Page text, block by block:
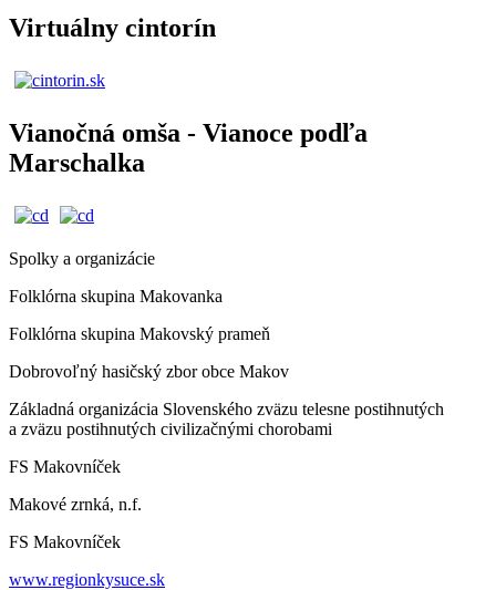
Virtuálny cintorín
Vianočná omša - Vianoce podľa
Marschalka
Spolky a organizácie
Folklórna skupina Makovanka
Folklórna skupina Makovský prameň
Dobrovoľný hasičský zbor obce Makov
Základná organizácia Slovenského zväzu telesne postihnutých
a zväzu postihnutých civilizačnými chorobami
FS Makovníček
Makové zrnká, n.f.
FS Makovníček
www.regionkysuce.sk